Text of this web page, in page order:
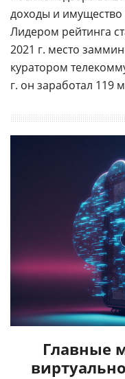
доходы и имущество
Лидером рейтинга
2021 г. место
куратором
г. он заработал 119
Главные